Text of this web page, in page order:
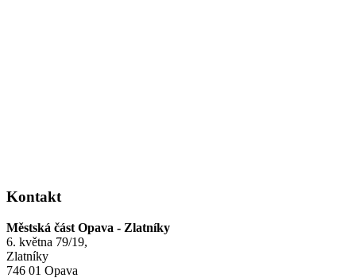
Kontakt
Městská část Opava - Zlatníky
6. května 79/19,
Zlatníky
746 01 Opava